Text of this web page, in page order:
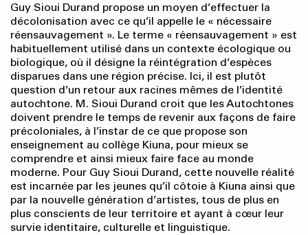
Guy Sioui Durand propose un moyen d’effectuer la
décolonisation avec ce qu’il appelle le « nécessaire
réensauvagement ». Le terme « réensauvagement » est
habituellement utilisé dans un contexte écologique ou
biologique, où il désigne la réintégration d’espèces
disparues dans une région précise. Ici, il est plutôt
question d’un retour aux racines mêmes de l’identité
autochtone. M. Sioui Durand croit que les Autochtones
doivent prendre le temps de revenir aux façons de faire
précoloniales, à l’instar de ce que propose son
enseignement au collège Kiuna, pour mieux se
comprendre et ainsi mieux faire face au monde
moderne. Pour Guy Sioui Durand, cette nouvelle réalité
est incarnée par les jeunes qu’il côtoie à Kiuna ainsi que
par la nouvelle génération d’artistes, tous de plus en
plus conscients de leur territoire et ayant à cœur leur
survie identitaire, culturelle et linguistique.